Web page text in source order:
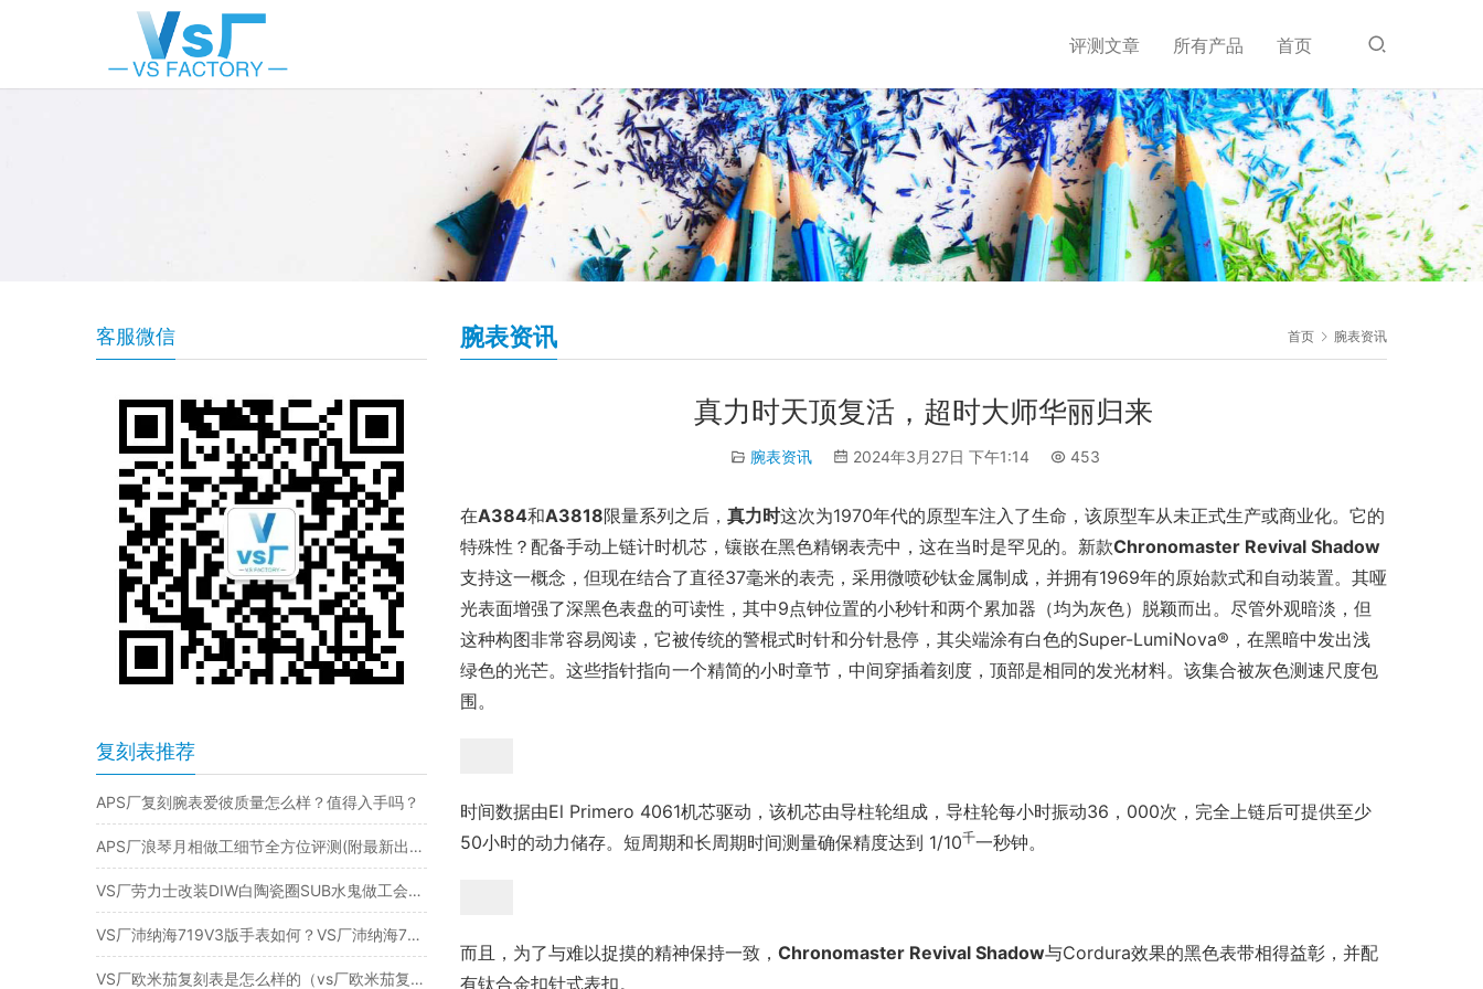
评测文章 所有产品 首页
首页 腕表资讯
腕表资讯
真力时天顶复活，超时大师华丽归来
腕表资讯 2024年3月27日 下午1:14 453
在A384和A3818限量系列之后， 真力时这次为1970年代的原型车注入了生命，该原型车从未正式生产或商业化。它的
特殊性？配备手动上链计时机芯，镶嵌在黑色精钢表壳中，这在当时是罕见的。新款Chronomaster Revival Shadow
支持这一概念，但现在结合了直径37毫米的表壳，采用微喷砂钛金属制成，并拥有1969年的原始款式和自动装置。其哑
光表面增强了深黑色表盘的可读性，其中9点钟位置的小秒针和两个累加器（均为灰色）脱颖而出。尽管外观暗淡，但
这种构图非常容易阅读，它被传统的警棍式时针和分针悬停，其尖端涂有白色的Super-LumiNova®，在黑暗中发出浅
绿色的光芒。这些指针指向一个精简的小时章节，中间穿插着刻度，顶部是相同的发光材料。该集合被灰色测速尺度包
围。
时间数据由El Primero 4061机芯驱动，该机芯由导柱轮组成，导柱轮每小时振动36，000次，完全上链后可提供至少
50小时的动力储存。短周期和长周期时间测量确保精度达到 1/10千一秒钟。
而且，为了与难以捉摸的精神保持一致， Chronomaster Revival Shadow与Cordura效果的黑色表带相得益彰，并配
有钛合金扣针式表扣。
客服微信
复刻表推荐
APS厂复刻腕表爱彼质量怎么样？值得入手吗？
APS厂浪琴月相做工细节全方位评测(附最新出货实拍)
VS厂劳力士改装DIW白陶瓷圈SUB水鬼做工会一眼假存在吗
VS厂沛纳海719V3版手表如何？VS厂沛纳海719钛金属质量做工评测
VS厂欧米茄复刻表是怎么样的（vs厂欧米茄复刻表值得入手吗）